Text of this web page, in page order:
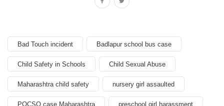
Bad Touch incident Badlapur school bus case
Child Safety in Schools Child Sexual Abuse
Maharashtra child safety nursery girl assaulted
POCSO case Maharashtra preschool girl harassment